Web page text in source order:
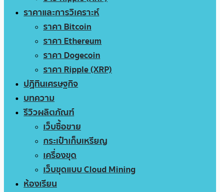
ราคาและการวิเคราะห์
ราคา Bitcoin
ราคา Ethereum
ราคา Dogecoin
ราคา Ripple (XRP)
ปฏิทินเศรษฐกิจ
บทความ
รีวิวผลิตภัณฑ์
เว็บซื้อขาย
กระเป๋าเก็บเหรียญ
เครื่องขุด
เว็บขุดแบบ Cloud Mining
ห้องเรียน